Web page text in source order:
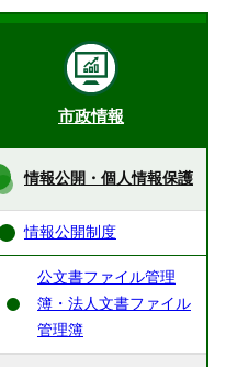
市政情報
情報公開・個人情報保護
情報公開制度
公文書ファイル管理
簿・法人文書ファイル
管理簿